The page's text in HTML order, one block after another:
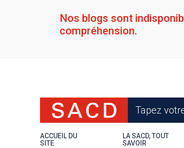
Nos blogs sont
compréhension.
ACCUEIL DU
SITE
LA SACD, TOUT
SAVOIR